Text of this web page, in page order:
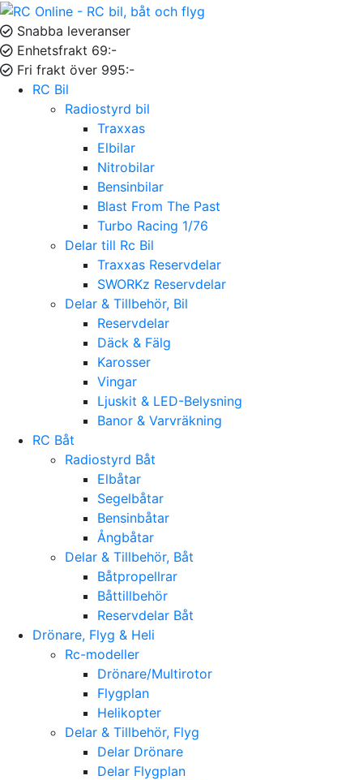
Snabba leveranser
Enhetsfrakt 69:-
Fri frakt över 995:-
RC Bil
Radiostyrd bil
Traxxas
Elbilar
Nitrobilar
Bensinbilar
Blast From The Past
Turbo Racing 1/76
Delar till Rc Bil
Traxxas Reservdelar
SWORKz Reservdelar
Delar & Tillbehör, Bil
Reservdelar
Däck & Fälg
Karosser
Vingar
Ljuskit & LED-Belysning
Banor & Varvräkning
RC Båt
Radiostyrd Båt
Elbåtar
Segelbåtar
Bensinbåtar
Ångbåtar
Delar & Tillbehör, Båt
Båtpropellrar
Båttillbehör
Reservdelar Båt
Drönare, Flyg & Heli
Rc-modeller
Drönare/Multirotor
Flygplan
Helikopter
Delar & Tillbehör, Flyg
Delar Drönare
Delar Flygplan